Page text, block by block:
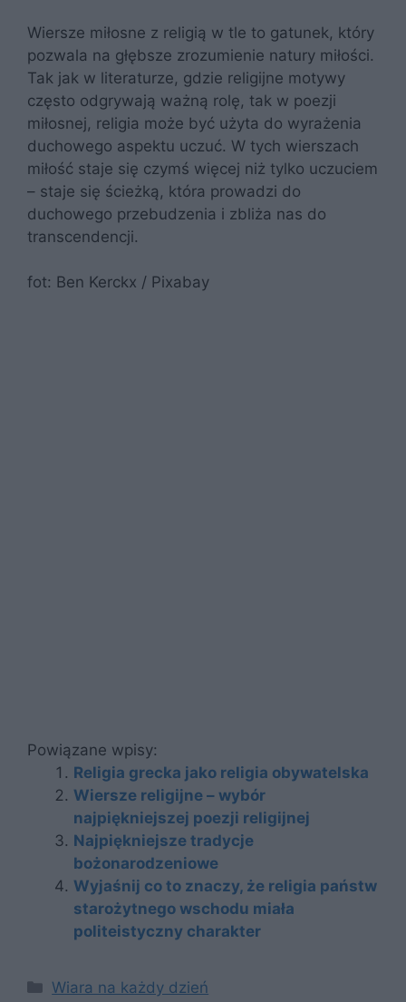
Wiersze miłosne z religią w tle to gatunek, który
pozwala na głębsze zrozumienie natury miłości.
Tak jak w literaturze, gdzie religijne motywy
często odgrywają ważną rolę, tak w poezji
miłosnej, religia może być użyta do wyrażenia
duchowego aspektu uczuć. W tych wierszach
miłość staje się czymś więcej niż tylko uczuciem
– staje się ścieżką, która prowadzi do
duchowego przebudzenia i zbliża nas do
transcendencji.
fot: Ben Kerckx / Pixabay
Powiązane wpisy:
Religia grecka jako religia obywatelska
Wiersze religijne – wybór
najpiękniejszej poezji religijnej
Najpiękniejsze tradycje
bożonarodzeniowe
Wyjaśnij co to znaczy, że religia państw
starożytnego wschodu miała
politeistyczny charakter
Kategorie
Wiara na każdy dzień